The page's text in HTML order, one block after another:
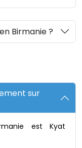
Birmanie ?
sur
est Kyat